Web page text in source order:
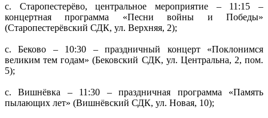
с. Старопестерёво, центральное мероприятие – 11:15 –
концертная программа «Песни войны и Победы»
(Старопестерёвский СДК, ул. Верхняя, 2);
с. Беково – 10:30 – праздничный концерт «Поклонимся
великим тем годам» (Бековский СДК, ул. Центральна, 2, пом.
5);
с. Вишнёвка – 11:30 – праздничная программа «Память
пылающих лет» (Вишнёвский СДК, ул. Новая, 10);